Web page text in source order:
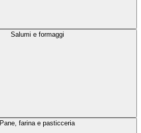
Salumi e formaggi
Pane, farina e pasticceria